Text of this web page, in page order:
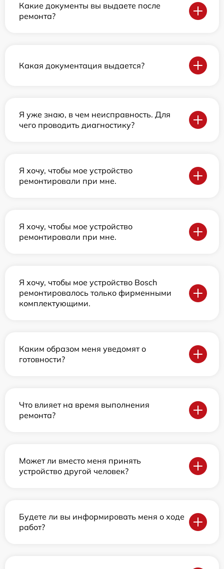
Какие документы вы выдаете после
ремонта?
Какая документация выдается?
Я уже знаю, в чем неисправность. Для
чего проводить диагностику?
Я хочу, чтобы мое устройство
ремонтировали при мне.
Я хочу, чтобы мое устройство
ремонтировали при мне.
Я хочу, чтобы мое устройство Bosch
ремонтировалось только фирменными
комплектующими.
Каким образом меня уведомят о
готовности?
Что влияет на время выполнения
ремонта?
Может ли вместо меня принять
устройство другой человек?
Будете ли вы информировать меня о ходе
работ?